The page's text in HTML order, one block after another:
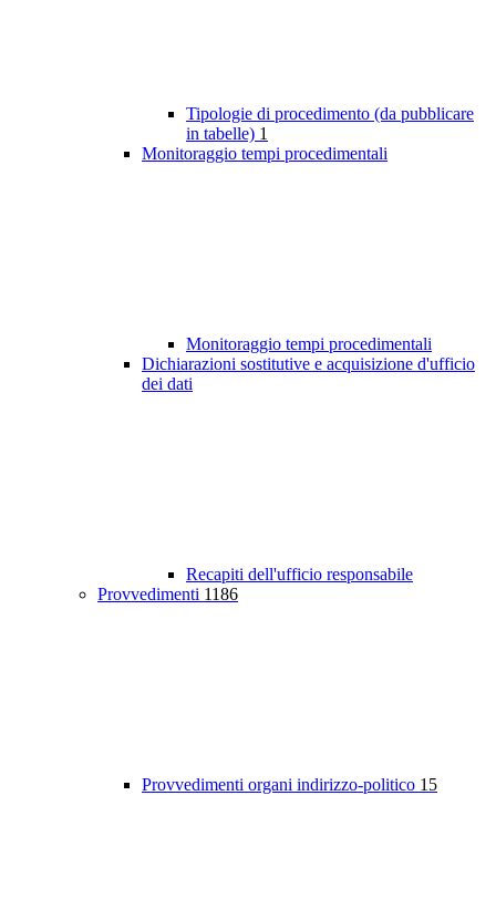
Tipologie di procedimento (da pubblicare
in tabelle) 1
Monitoraggio tempi procedimentali
Monitoraggio tempi procedimentali
Dichiarazioni sostitutive e acquisizione d'ufficio
dei dati
Recapiti dell'ufficio responsabile
Provvedimenti 1186
Provvedimenti organi indirizzo-politico 15